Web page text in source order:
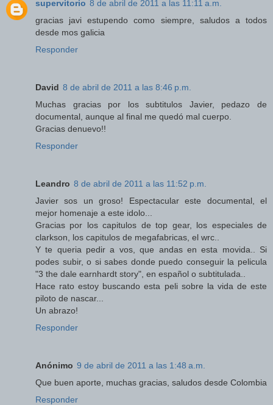
supervitorio 8 de abril de 2011 a las 11:11 a.m.
gracias javi estupendo como siempre, saludos a todos
desde mos galicia
Responder
David 8 de abril de 2011 a las 8:46 p.m.
Muchas gracias por los subtitulos Javier, pedazo de
documental, aunque al final me quedó mal cuerpo.
Gracias denuevo!!
Responder
Leandro 8 de abril de 2011 a las 11:52 p.m.
Javier sos un groso! Espectacular este documental, el
mejor homenaje a este idolo...
Gracias por los capitulos de top gear, los especiales de
clarkson, los capitulos de megafabricas, el wrc..
Y te queria pedir a vos, que andas en esta movida.. Si
podes subir, o si sabes donde puedo conseguir la pelicula
"3 the dale earnhardt story", en español o subtitulada..
Hace rato estoy buscando esta peli sobre la vida de este
piloto de nascar...
Un abrazo!
Responder
Anónimo 9 de abril de 2011 a las 1:48 a.m.
Que buen aporte, muchas gracias, saludos desde Colombia
Responder